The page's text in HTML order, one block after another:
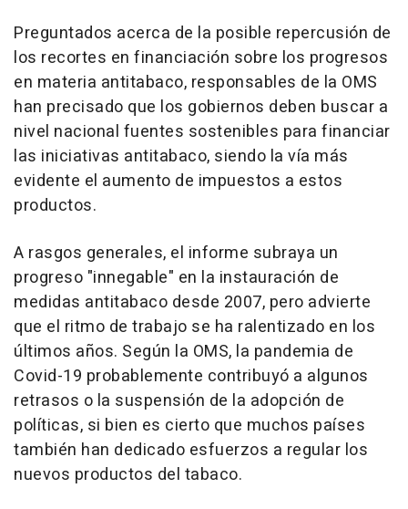
Preguntados acerca de la posible repercusión de
los recortes en financiación sobre los progresos
en materia antitabaco, responsables de la OMS
han precisado que los gobiernos deben buscar a
nivel nacional fuentes sostenibles para financiar
las iniciativas antitabaco, siendo la vía más
evidente el aumento de impuestos a estos
productos.
A rasgos generales, el informe subraya un
progreso "innegable" en la instauración de
medidas antitabaco desde 2007, pero advierte
que el ritmo de trabajo se ha ralentizado en los
últimos años. Según la OMS, la pandemia de
Covid-19 probablemente contribuyó a algunos
retrasos o la suspensión de la adopción de
políticas, si bien es cierto que muchos países
también han dedicado esfuerzos a regular los
nuevos productos del tabaco.